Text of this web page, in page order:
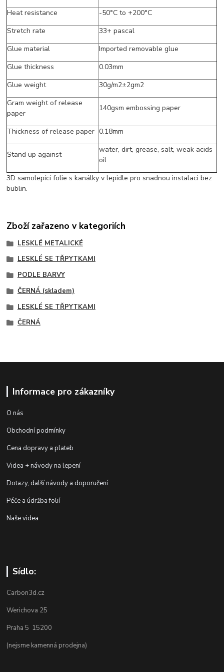
Heat resistance
-50°C to +200°C
Stretch rate
33+ pascal
Glue material
Imported removable glue
Glue thickness
0.03mm
Glue weight
30g/m2±2gm2
Gram weight of release
paper
140gsm embossing paper
Thickness of release paper 0.18mm
Stand up against
water, dirt, grease, salt, weak acids
oil
3D samolepící folie s kanálky v lepidle pro snadnou instalaci bez
bublin.
Zboží zařazeno v kategoriích
LESKLÉ METALICKÉ
LESKLÉ SE TŘPYTKAMI
PODLE BARVY
ČERNÁ (skladem)
LESKLÉ SE TŘPYTKAMI
ČERNÁ
Informace pro zákazníky
O nás
Obchodní podmínky
Cena dopravy a plateb
Videa + návody na lepení
Dotazy, další návody a doporučení
Péče a údržba folií
Naše videa
Sídlo:
Carbon3d.cz
Werichova 25
Praha 5 15200
(nejsme kamenná prodejna)